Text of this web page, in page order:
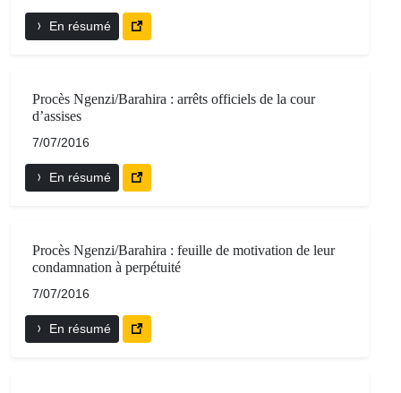
En résumé
Procès Ngenzi/Barahira : arrêts officiels de la cour
d’assises
7/07/2016
En résumé
Procès Ngenzi/Barahira : feuille de motivation de leur
condamnation à perpétuité
7/07/2016
En résumé